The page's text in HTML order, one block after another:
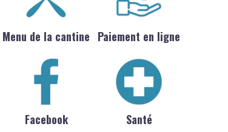
Menu de la cantine Paiement en ligne
Facebook Santé